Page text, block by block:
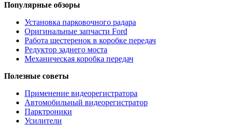
Популярные обзоры
Установка парковочного радара
Оригинальные запчасти Ford
Работа шестеренок в коробке передач
Редуктор заднего моста
Механическая коробка передач
Полезные советы
Применение видеорегистратора
Автомобильный видеорегистратор
Парктроники
Усилители